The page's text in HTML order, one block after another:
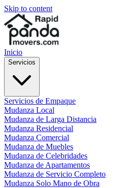
Skip to content
Inicio
Servicios
Servicios de Empaque
Mudanza Local
Mudanza de Larga Distancia
Mudanza Residencial
Mudanza Comercial
Mudanza de Muebles
Mudanza de Celebridades
Mudanza de Apartamentos
Mudanza de Servicio Completo
Mudanza Solo Mano de Obra